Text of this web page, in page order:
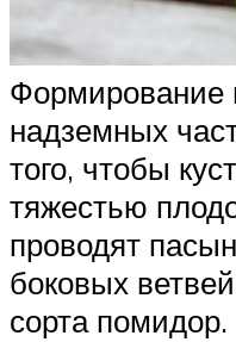
Формирование
надземных
того, чтобы
тяжестью
проводят
боковых
сорта помидор.